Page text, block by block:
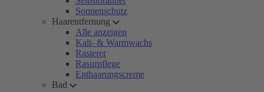
Sonnenschutz
Haarentfernung
Alle anzeigen
Kalt- & Warmwachs
Rasierer
Rasurpflege
Enthaarungscreme
Bad